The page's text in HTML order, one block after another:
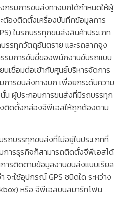
รมการขนส่งทางบกได้กำหนดให้ผู้
ต้องติดตั้งเครื่องบันทึกข้อมูลการ
ในรถบรรทุกขนส่งสินค้าประเภท
รรทุกวัตถุอันตราย และรถลากจูง
มการขับขี่ของพนักงานขับรถแบบ
นเชื่อมต่อเข้ากับศูนย์บริหารจัดการ
การขนส่งทางบก เพื่อยกระดับความ
น ผู้ประกอบการขนส่งที่มีรถบรรทุก
ติดตั้งกล่องจีพีเอสให้ถูกต้องตาม
บรรทุกขนส่งที่ไม่อยู่ในประเภทที่
การธุรกิจก็สามารถติดตั้งจีพีเอสได้
การติดตามข้อมูลงานขนส่งแบบเรียล
า จะใช้อุปกรณ์GPSชนิดใด ระหว่าง
หรือ จีพีเอสบนสมาร์ทโฟน